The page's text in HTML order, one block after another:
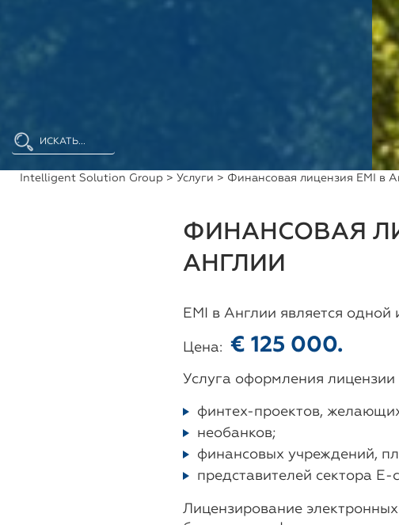
Intelligent Solution Group > Услуги > Финансовая лицензия EMI в
ФИНАНСОВАЯ
АНГЛИИ
EMI в Англии является
Цена: € 125 000.
Услуга оформления
финтех-проектов,
необанков;
финансовых учреждений,
представителей сектора E-
Лицензирование